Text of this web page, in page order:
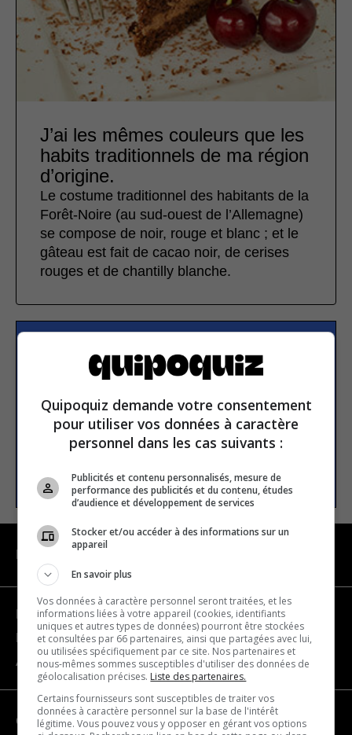
J’ai les mêmes couleurs que les
habits traditionnels de ma région
d’origine.
Le costume traditionnel des habitants de la
Forêt-Noire (au sud-ouest de l’Allemagne)
se compose de noir, rouge et blanc ; et le
gâteau est fait de cacao noir, de cerises
rouges et de chantilly blanche.
S’inscrire à la newsletter
E-mail
S’INSCRIRE
NAVIGATION
Devenir partenaire
Nous joindre
À propos
CATÉGORIES
Quipoquiz demande votre consentement
pour utiliser vos données à caractère
personnel dans les cas suivants :
Publicités et contenu personnalisés, mesure de
performance des publicités et du contenu, études
d’audience et développement de services
Stocker et/ou accéder à des informations sur un
appareil
En savoir plus
Vos données à caractère personnel seront traitées, et les
informations liées à votre appareil (cookies, identifiants
uniques et autres types de données) pourront être stockées
et consultées par 66 partenaires, ainsi que partagées avec lui,
ou utilisées spécifiquement par ce site. Nos partenaires et
nous-mêmes sommes susceptibles d'utiliser des données de
géolocalisation précises. Liste des partenaires.
Certains fournisseurs sont susceptibles de traiter vos
données à caractère personnel sur la base de l'intérêt
légitime. Vous pouvez vous y opposer en gérant vos options